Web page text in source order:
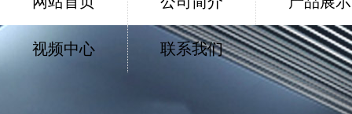
视频中心 联系我们